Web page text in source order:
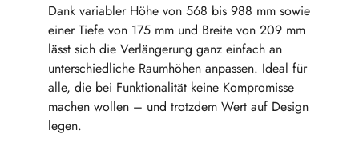
Dank variabler Höhe von 568 bis 988 mm sowie
einer Tiefe von 175 mm und Breite von 209 mm
lässt sich die Verlängerung ganz einfach an
unterschiedliche Raumhöhen anpassen. Ideal für
alle, die bei Funktionalität keine Kompromisse
machen wollen – und trotzdem Wert auf Design
legen.